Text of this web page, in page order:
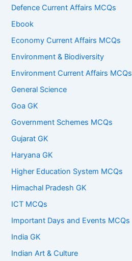
Defence Current Affairs MCQs
Ebook
Economy Current Affairs MCQs
Environment & Biodiversity
Environment Current Affairs MCQs
General Science
Goa GK
Government Schemes MCQs
Gujarat GK
Haryana GK
Higher Education System MCQs
Himachal Pradesh GK
ICT MCQs
Important Days and Events MCQs
India GK
Indian Art & Culture